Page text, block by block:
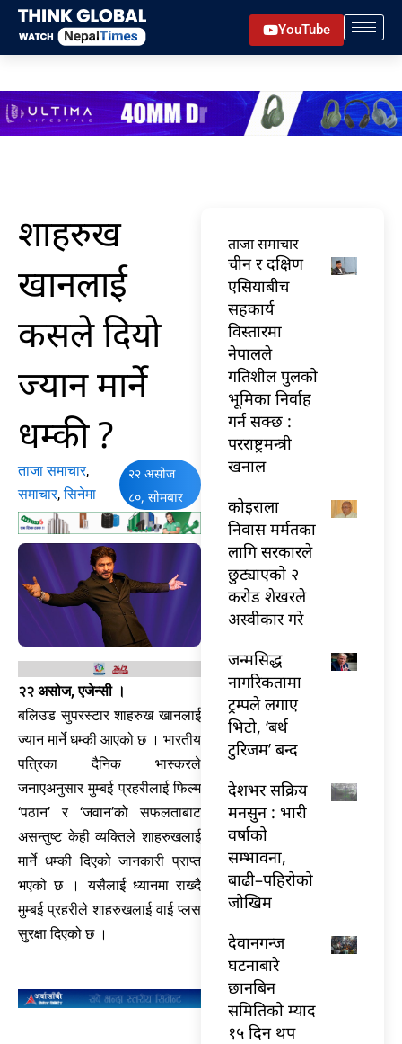
Skip
content
YouTube
शाहरुख
खानलाई
कसले दियो
ज्यान मार्ने
धम्की ?
ताजा समाचार,
समाचार,सिनेमा
२२ असोज
८०, सोमबार
२२ असोज, एजेन्सी ।
बलिउड सुपरस्टार शाहरुख खानलाई
ज्यान मार्ने धम्की आएको छ । भारतीय
पत्रिका दैनिक भास्करले
जनाएअनुसार मुम्बई प्रहरीलाई फिल्म
‘पठान’ र ‘जवान’को सफलताबाट
असन्तुष्ट केही व्यक्तिले शाहरुखलाई
मार्ने धम्की दिएको जानकारी प्राप्त
भएको छ । यसैलाई ध्यानमा राख्दै
मुम्बई प्रहरीले शाहरुखलाई वाई प्लस
सुरक्षा दिएको छ ।
ताजा समाचार
चीन र दक्षिण
एसियाबीच
सहकार्य
विस्तारमा
नेपालले
गतिशील पुलको
भूमिका निर्वाह
गर्न सक्छ :
परराष्ट्रमन्त्री
खनाल
कोइराला
निवास मर्मतका
लागि सरकारले
छुट्याएको २
करोड शेखरले
अस्वीकार गरे
जन्मसिद्ध
नागरिकतामा
ट्रम्पले लगाए
भिटो, ‘बर्थ
टुरिजम’ बन्द
देशभर सक्रिय
मनसुन : भारी
वर्षाको
सम्भावना,
बाढी–पहिरोको
जोखिम
देवानगन्ज
घटनाबारे
छानबिन
समितिको म्याद
१५ दिन थप